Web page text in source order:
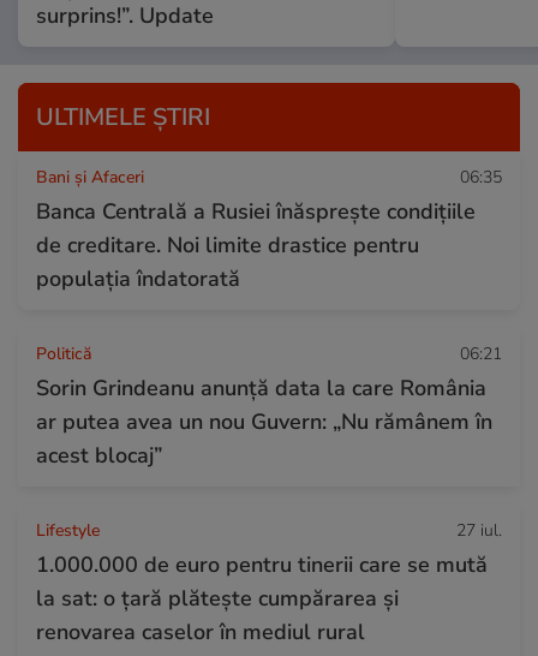
surprins!”. Update
ULTIMELE ȘTIRI
Bani și Afaceri 06:35
Banca Centrală a Rusiei înăsprește condițiile
de creditare. Noi limite drastice pentru
populația îndatorată
Politică 06:21
Sorin Grindeanu anunță data la care România
ar putea avea un nou Guvern: „Nu rămânem în
acest blocaj”
Lifestyle 27 iul.
1.000.000 de euro pentru tinerii care se mută
la sat: o țară plătește cumpărarea și
renovarea caselor în mediul rural